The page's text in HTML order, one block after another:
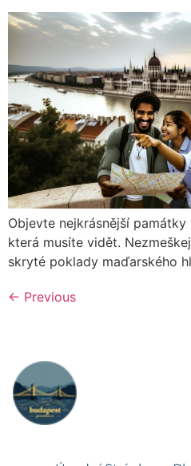
Objevte nejkrásnější
která musíte vidět.
skryté poklady maďarského
← Previous